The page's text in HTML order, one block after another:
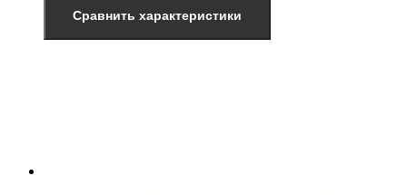
Сравнить характеристики